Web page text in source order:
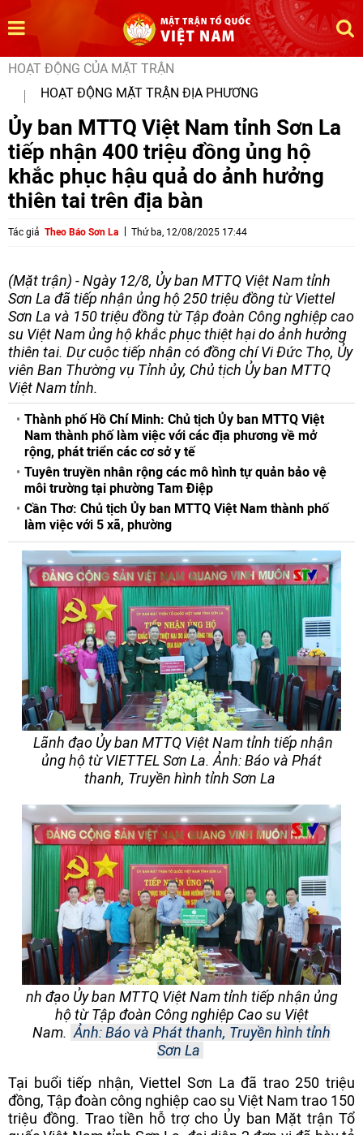
HOẠT ĐỘNG CỦA MẶT TRẬN
HOẠT ĐỘNG MẶT TRẬN ĐỊA PHƯƠNG
Ủy ban MTTQ Việt Nam tỉnh Sơn La
tiếp nhận 400 triệu đồng ủng hộ
khắc phục hậu quả do ảnh hưởng
thiên tai trên địa bàn
Tác giả Theo Báo Sơn La Thứ ba, 12/08/2025 17:44
(Mặt trận) - Ngày 12/8, Ủy ban MTTQ Việt Nam tỉnh
Sơn La đã tiếp nhận ủng hộ 250 triệu đồng từ Viettel
Sơn La và 150 triệu đồng từ Tập đoàn Công nghiệp cao
su Việt Nam ủng hộ khắc phục thiệt hại do ảnh hưởng
thiên tai. Dự cuộc tiếp nhận có đồng chí Vi Đức Thọ, Ủy
viên Ban Thường vụ Tỉnh ủy, Chủ tịch Ủy ban MTTQ
Việt Nam tỉnh.
Thành phố Hồ Chí Minh: Chủ tịch Ủy ban MTTQ Việt
Nam thành phố làm việc với các địa phương về mở
rộng, phát triển các cơ sở y tế
Tuyên truyền nhân rộng các mô hình tự quản bảo vệ
môi trường tại phường Tam Điệp
Cần Thơ: Chủ tịch Ủy ban MTTQ Việt Nam thành phố
làm việc với 5 xã, phường
Lãnh đạo Ủy ban MTTQ Việt Nam tỉnh tiếp nhận
ủng hộ từ VIETTEL Sơn La. Ảnh: Báo và Phát
thanh, Truyền hình tỉnh Sơn La
nh đạo Ủy ban MTTQ Việt Nam tỉnh tiếp nhận ủng
hộ từ Tập đoàn Công nghiệp Cao su Việt
Nam. Ảnh: Báo và Phát thanh, Truyền hình tỉnh
Sơn La
Tại buổi tiếp nhận, Viettel Sơn La đã trao 250 triệu
đồng, Tập đoàn công nghiệp cao su Việt Nam trao 150
triệu đồng. Trao tiền hỗ trợ cho Ủy ban Mặt trận Tổ